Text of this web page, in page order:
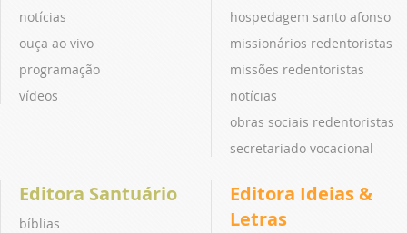
notícias
ouça ao vivo
programação
vídeos
hospedagem santo afonso
missionários redentoristas
missões redentoristas
notícias
obras sociais redentoristas
secretariado vocacional
Editora Santuário
bíblias
Editora Ideias &
Letras